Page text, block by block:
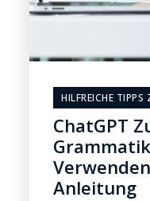
HILFREICHE
ChatGPT
Anleitung